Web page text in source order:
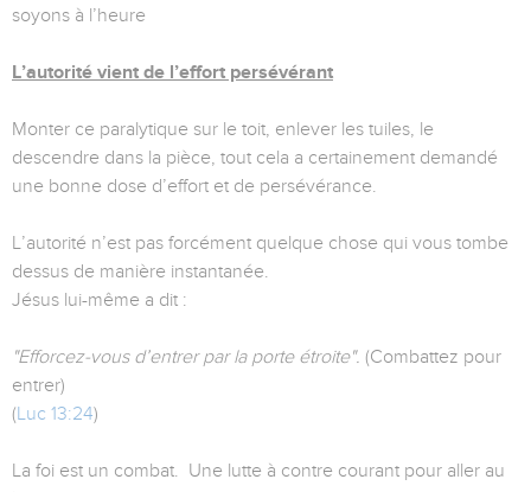
soyons à l’heure
L’autorité vient de l’effort persévérant
Monter ce paralytique sur le toit, enlever les tuiles, le
descendre dans la pièce, tout cela a certainement demandé
une bonne dose d’effort et de persévérance.
L’autorité n’est pas forcément quelque chose qui vous tombe
dessus de manière instantanée.
Jésus lui-même a dit :
"Efforcez-vous d’entrer par la porte étroite". (Combattez pour
entrer)
(Luc 13:24)
La foi est un combat. Une lutte à contre courant pour aller au